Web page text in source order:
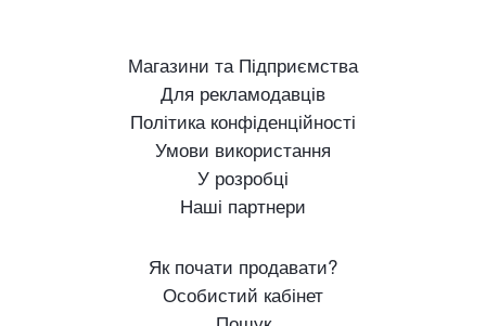
Магазини та Підприємства
Для рекламодавців
Політика конфіденційності
Умови використання
У розробці
Наші партнери
Як почати продавати?
Особистий кабінет